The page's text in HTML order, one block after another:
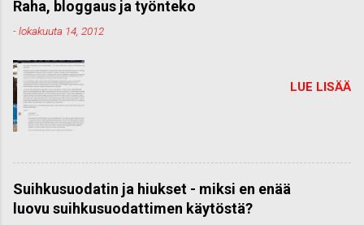
Raha, bloggaus ja työnteko
-lokakuuta 14, 2012
LUE LISÄÄ
Suihkusuodatin ja hiukset - miksi en enää
luovu suihkusuodattimen käytöstä?